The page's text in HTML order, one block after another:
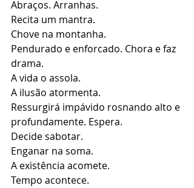
Abraços. Arranhas.
Recita um mantra.
Chove na montanha.
Pendurado e enforcado. Chora e faz
drama.
A vida o assola.
A ilusão atormenta.
Ressurgirá impávido rosnando alto e
profundamente. Espera.
Decide sabotar.
Enganar na soma.
A existência acomete.
Tempo acontece.